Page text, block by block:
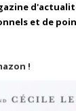
et de
!